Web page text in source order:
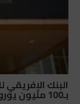
بـ100 مليون يورو؟